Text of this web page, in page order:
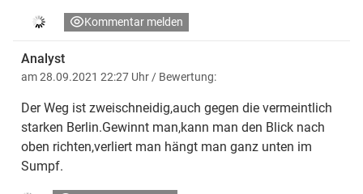
Kommentar melden
Analyst
am 28.09.2021 22:27 Uhr / Bewertung:
Der Weg ist zweischneidig,auch gegen die vermeintlich
starken Berlin.Gewinnt man,kann man den Blick nach
oben richten,verliert man hängt man ganz unten im
Sumpf.